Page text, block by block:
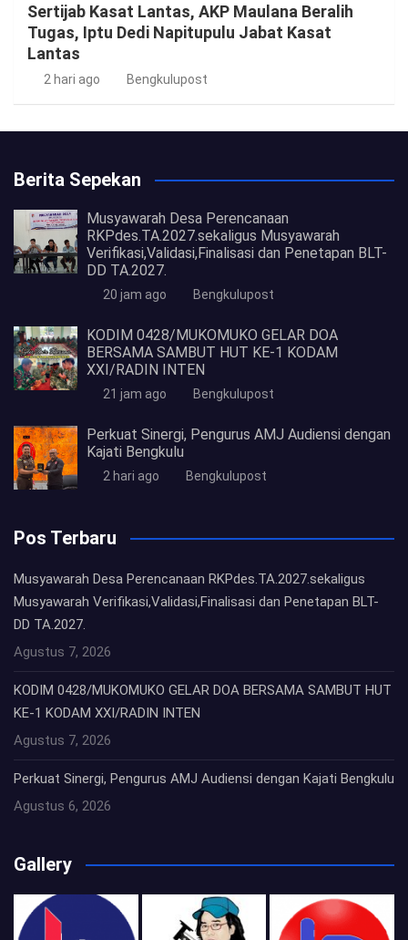
Sertijab Kasat Lantas, AKP Maulana Beralih
Tugas, Iptu Dedi Napitupulu Jabat Kasat
Lantas
2 hari ago Bengkulupost
Berita Sepekan
Musyawarah Desa Perencanaan
RKPdes.TA.2027.sekaligus Musyawarah
Verifikasi,Validasi,Finalisasi dan Penetapan BLT-
DD TA.2027.
20 jam ago Bengkulupost
KODIM 0428/MUKOMUKO GELAR DOA
BERSAMA SAMBUT HUT KE-1 KODAM
XXI/RADIN INTEN
21 jam ago Bengkulupost
Perkuat Sinergi, Pengurus AMJ Audiensi dengan
Kajati Bengkulu
2 hari ago Bengkulupost
Pos Terbaru
Musyawarah Desa Perencanaan RKPdes.TA.2027.sekaligus
Musyawarah Verifikasi,Validasi,Finalisasi dan Penetapan BLT-
DD TA.2027.
Agustus 7, 2026
KODIM 0428/MUKOMUKO GELAR DOA BERSAMA SAMBUT HUT
KE-1 KODAM XXI/RADIN INTEN
Agustus 7, 2026
Perkuat Sinergi, Pengurus AMJ Audiensi dengan Kajati Bengkulu
Agustus 6, 2026
Gallery